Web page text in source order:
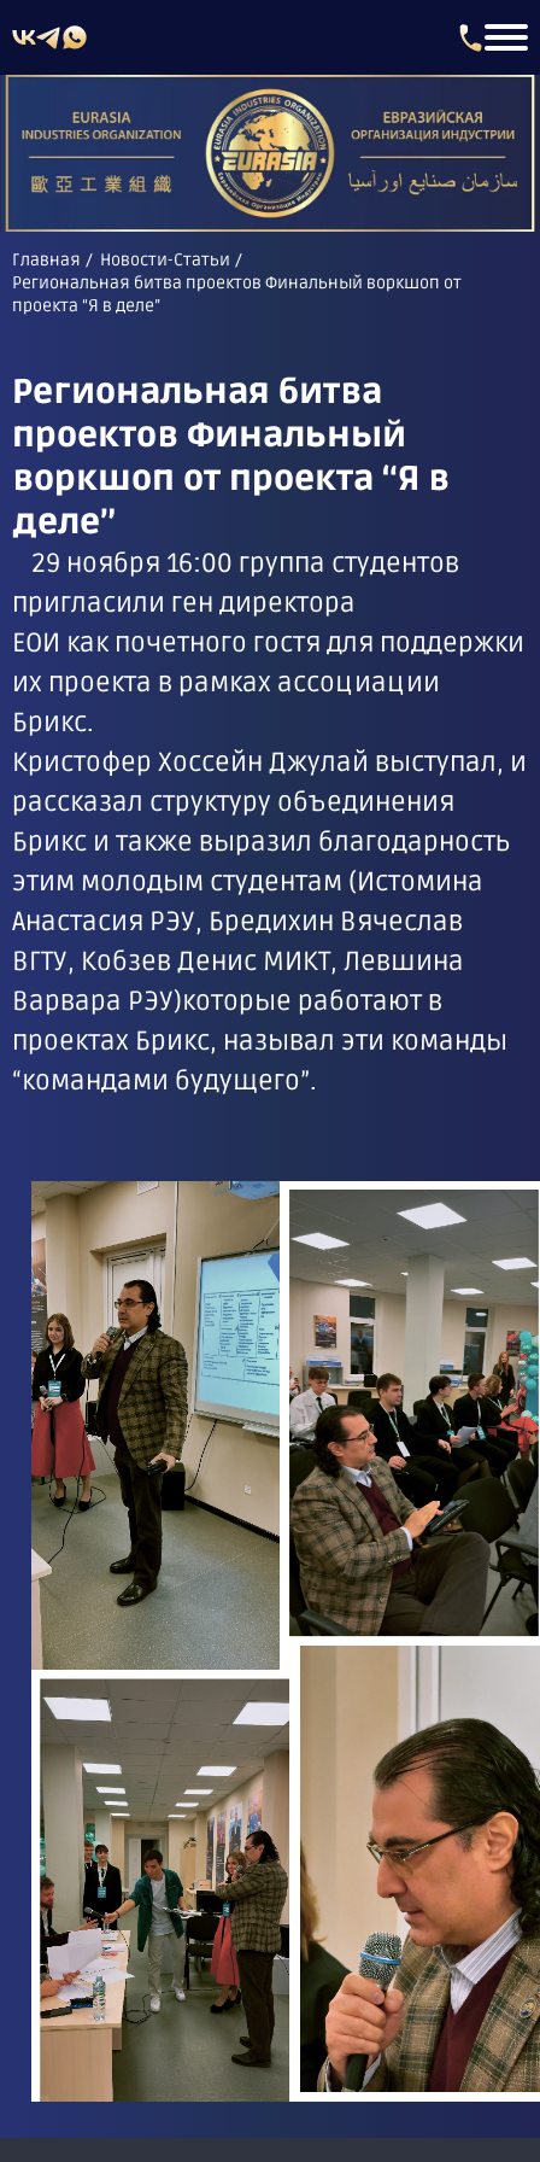
Главная
Новости-Статьи
Региональная битва проектов Финальный воркшоп от
проекта “Я в деле”
Региональная битва
проектов Финальный
воркшоп от проекта “Я в
деле”
29 ноября 16:00 группа студентов
пригласили ген директора
ЕОИ как почетного гостя для поддержки
их проекта в рамках ассоциации
Брикс.
Кристофер Хоссейн Джулай выступал, и
рассказал структуру объединения
Брикс и также выразил благодарность
этим молодым студентам (Истомина
Анастасия РЭУ, Бредихин Вячеслав
ВГТУ, Кобзев Денис МИКТ, Левшина
Варвара РЭУ)которые работают в
проектах Брикс, называл эти команды
“командами будущего”.